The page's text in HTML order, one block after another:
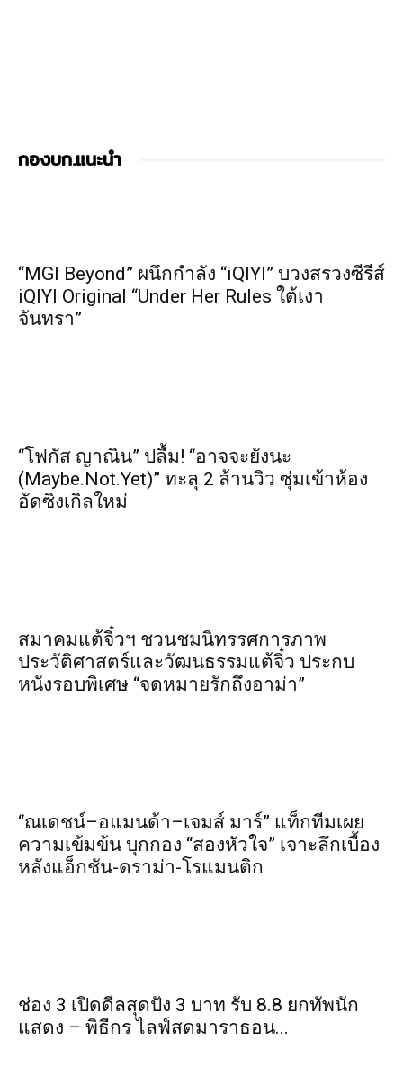
กองบก.แนะนำ
“MGI Beyond” ผนึกกำลัง “iQIYI” บวงสรวงซีรีส์
iQIYI Original “Under Her Rules ใต้เงา
จันทรา”
“โฟกัส ญาณิน” ปลื้ม! “อาจจะยังนะ
(Maybe.Not.Yet)” ทะลุ 2 ล้านวิว ซุ่มเข้าห้อง
อัดซิงเกิลใหม่
สมาคมแต้จิ๋วฯ ชวนชมนิทรรศการภาพ
ประวัติศาสตร์และวัฒนธรรมแต้จิ๋ว ประกบ
หนังรอบพิเศษ “จดหมายรักถึงอาม่า”
“ณเดชน์–อแมนด้า–เจมส์ มาร์” แท็กทีมเผย
ความเข้มข้น บุกกอง “สองหัวใจ” เจาะลึกเบื้อง
หลังแอ็กชัน-ดราม่า-โรแมนติก
ช่อง 3 เปิดดีลสุดปัง 3 บาท รับ 8.8 ยกทัพนัก
แสดง – พิธีกร ไลฟ์สดมาราธอน...